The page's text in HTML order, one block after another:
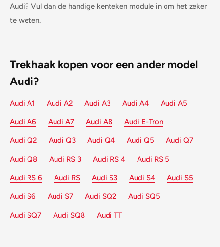
Audi? Vul dan de handige kenteken module in om het zeker
te weten.
Trekhaak kopen voor een ander model
Audi?
Audi A1 Audi A2 Audi A3 Audi A4 Audi A5
Audi A6 Audi A7 Audi A8 Audi E-Tron
Audi Q2 Audi Q3 Audi Q4 Audi Q5 Audi Q7
Audi Q8 Audi RS 3 Audi RS 4 Audi RS 5
Audi RS 6 Audi RS Audi S3 Audi S4 Audi S5
Audi S6 Audi S7 Audi SQ2 Audi SQ5
Audi SQ7 Audi SQ8 Audi TT